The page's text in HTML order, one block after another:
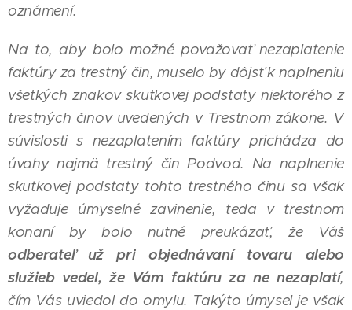
oznámení.
Na to, aby bolo možné považovať nezaplatenie
faktúry za trestný čin, muselo by dôjsť k naplneniu
všetkých znakov skutkovej podstaty niektorého z
trestných činov uvedených v Trestnom zákone. V
súvislosti s nezaplatením faktúry prichádza do
úvahy najmä trestný čin Podvod. Na naplnenie
skutkovej podstaty tohto trestného činu sa však
vyžaduje úmyselné zavinenie, teda v trestnom
konaní by bolo nutné preukázať, že Váš
odberateľ už pri objednávaní tovaru alebo
služieb vedel, že Vám faktúru za ne nezaplatí,
čím Vás uviedol do omylu. Takýto úmysel je však